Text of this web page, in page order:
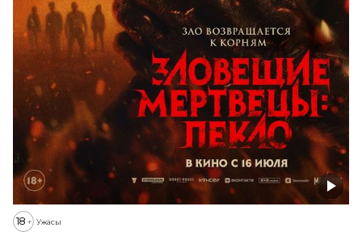
18 + Ужасы